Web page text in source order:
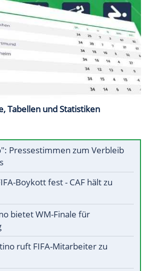
Tabellen und Statistiken
Pressestimmen zum Verbleib
Boykott fest - CAF hält zu
bietet WM-Finale für
ruft FIFA-Mitarbeiter zu